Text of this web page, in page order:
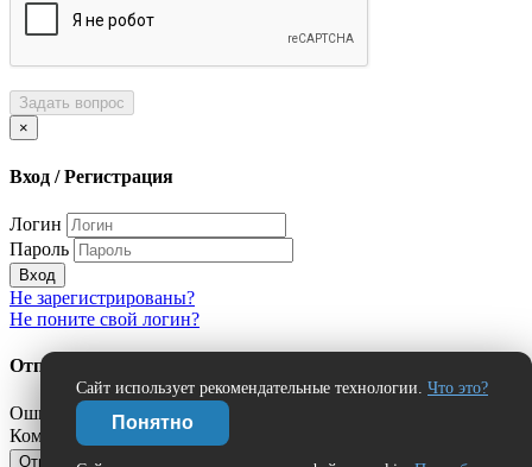
Сайт использует рекомендательные технологии. Что это?
Понятно
Задать вопрос
×
Вход / Регистрация
Логин
Пароль
Вход
Не зарегистрированы?
Не поните свой логин?
Отправить сообщение об ошибке?
Ошибка:
Комментарий (дополнительно)
Отправить